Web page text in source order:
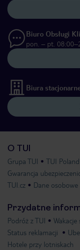
Biuro Obsługi
pon. – pt.
Biura
O TUI
Grupa TUI TUI Poland
Gwarancja
TUI.cz
Dane osobowe
Przydatne
Podróż z TUI
Status reklamacji
Hotele przy lotniskach